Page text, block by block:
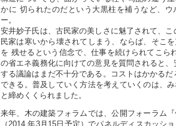
かに 切られたのだという大黒柱を補うなど、
ー。
安井妙子氏は、古民家の美しさに魅了されて、
民家は寒いから壊されてしまう、ならば、そこ
を 残せるという信念で、仕事を続けられてこら
の省エネ義務化に向けての意見を質問されると
する議論はまだ不十分である。コストはかかる
できる。普及していく方法を考えていくのは、
と締めくくられました。
来年、木の建築フォラムでは、公開フォーラム
（2014 年3月15日予定）でパネルディスカッシ